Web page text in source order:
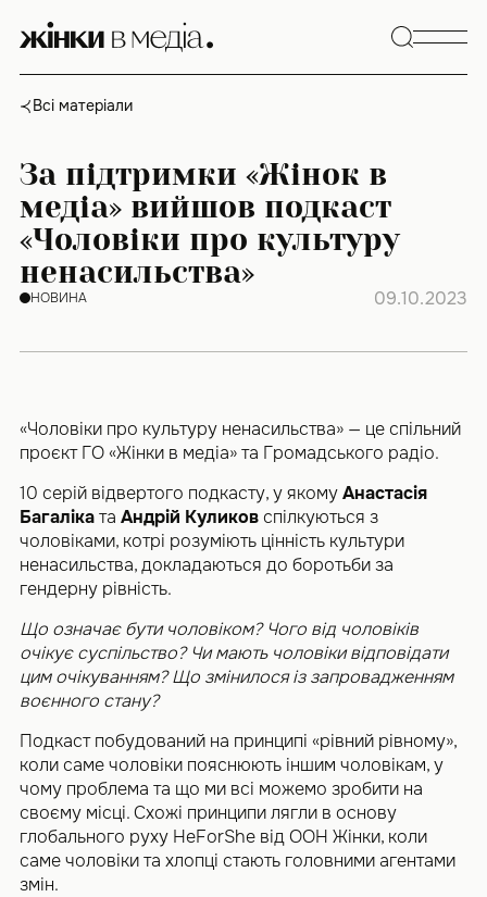
content
Всі матеріали
За підтримки «Жінок в
медіа» вийшов подкаст
«Чоловіки про культуру
ненасильства»
НОВИНА 09.10.2023
«Чоловіки про культуру ненасильства» — це спільний
проєкт ГО «Жінки в медіа» та Громадського радіо.
10 серій відвертого подкасту, у якомуАнастасія
Багаліката Андрій Куликовспілкуються з
чоловіками, котрі розуміють цінність культури
ненасильства, докладаються до боротьби за
гендерну рівність.
Що означає бути чоловіком? Чого від чоловіків
очікує суспільство? Чи мають чоловіки відповідати
цим очікуванням? Що змінилося із запровадженням
воєнного стану?
Подкаст побудований на принципі «рівний рівному»,
коли саме чоловіки пояснюють іншим чоловікам, у
чому проблема та що ми всі можемо зробити на
своєму місці. Схожі принципи лягли в основу
глобального руху HeForShe від ООН Жінки, коли
саме чоловіки та хлопці стають головними агентами
змін.